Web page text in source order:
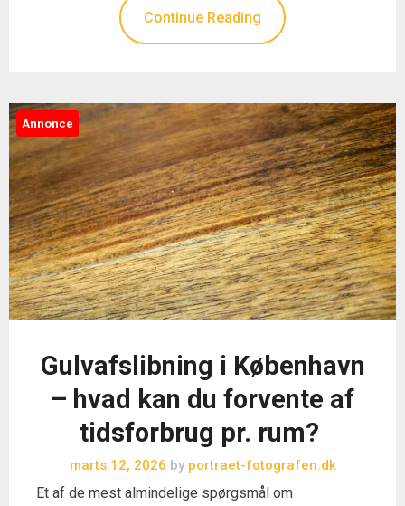
Continue Reading
Annonce
Gulvafslibning i København
– hvad kan du forvente af
tidsforbrug pr. rum?
marts 12, 2026 byportraet-fotografen.dk
Et af de mest almindelige spørgsmål om